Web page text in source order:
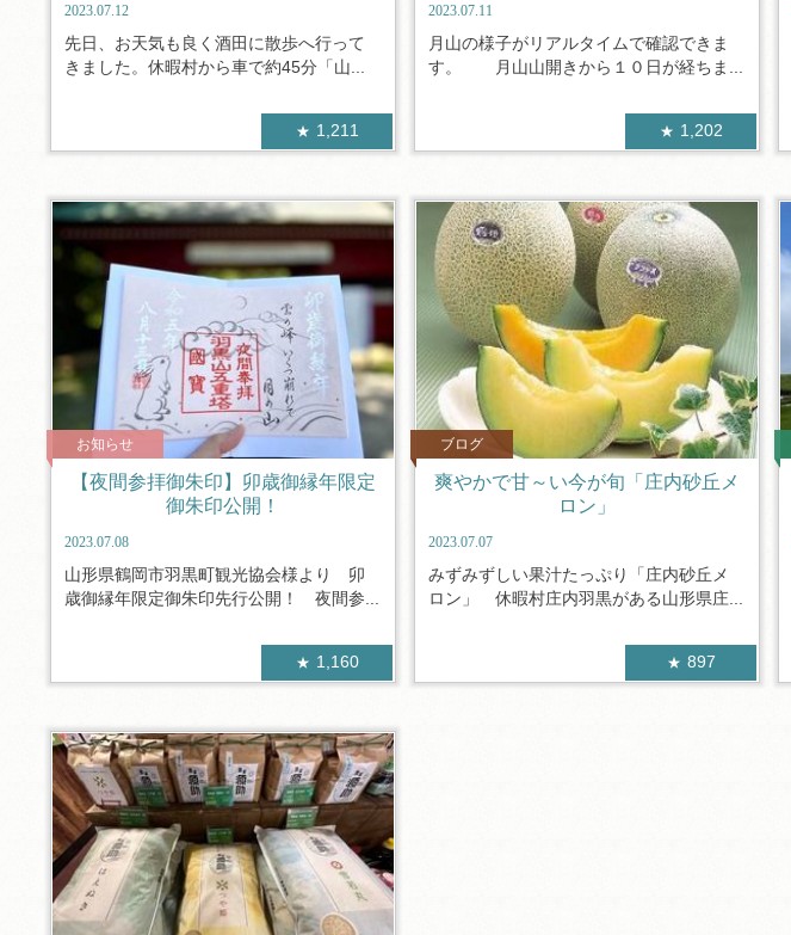
2023.07.12
先日、お天気も良く酒田に散歩へ行って
きました。休暇村から車で約45分「山...
1,211
2023.07.11
月山の様子がリアルタイムで確認できま
す。 月山山開きから１０日が経ちま...
1,202
お知らせ
【夜間参拝御朱印】卯歳御縁年限定
御朱印公開！
2023.07.08
山形県鶴岡市羽黒町観光協会様より 卯
歳御縁年限定御朱印先行公開！ 夜間参...
1,160
ブログ
爽やかで甘～い今が旬「庄内砂丘メ
ロン」
2023.07.07
みずみずしい果汁たっぷり「庄内砂丘メ
ロン」 休暇村庄内羽黒がある山形県庄...
897